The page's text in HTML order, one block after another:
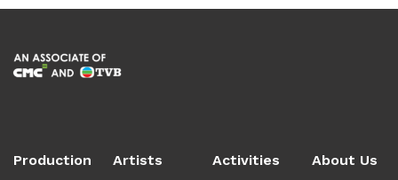
Production Artists Activities About Us